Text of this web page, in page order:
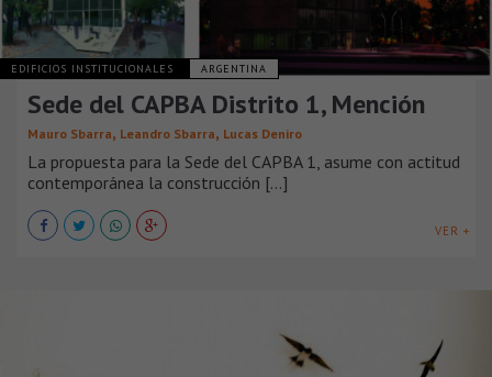
EDIFICIOS INSTITUCIONALES ARGENTINA
Sede del CAPBA Distrito 1, Mención
Mauro Sbarra, Leandro Sbarra, Lucas Deniro
La propuesta para la Sede del CAPBA 1, asume con actitud
contemporánea la construcción [...]
VER +